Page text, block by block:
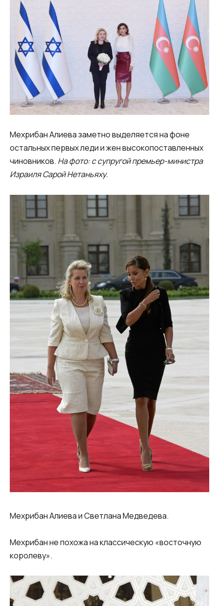
Мехрибан Алиева заметно выделяется на фоне
остальных первых леди и жен высокопоставленных
чиновников. На фото: с супругой премьер-министра
Израиля Сарой Нетаньяху.
Мехрибан Алиева и Светлана Медведева.
Мехрибан не похожа на классическую «восточную
королеву».